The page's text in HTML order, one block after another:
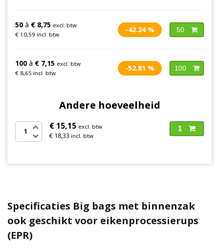
50 à € 8,75 excl. btw
€ 10,59 incl. btw
-42.24 % 50
100 à € 7,15 excl. btw
€ 8,65 incl. btw
-52.81 % 100
Andere hoeveelheid
€ 15,15 excl. btw
€ 18,33 incl. btw
1
Specificaties Big bags met binnenzak
ook geschikt voor eikenprocessierups
(EPR)